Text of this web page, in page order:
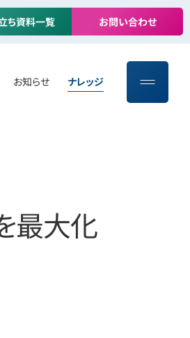
ち資料一覧 お問い合わせ
お知らせ ナレッジ
最大化